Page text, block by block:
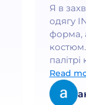
Я в
одягу
форма,
палітрі
Read